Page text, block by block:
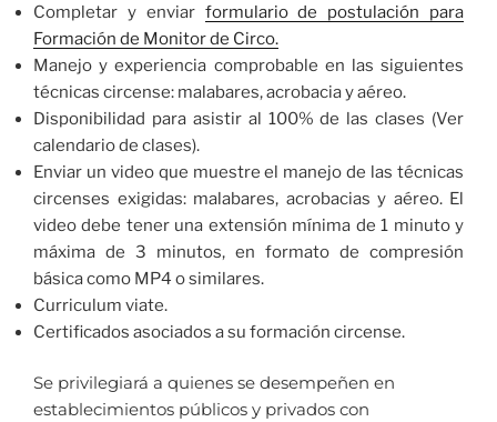
Completar y enviar formulario de postulación para
Formación de Monitor de Circo.
Manejo y experiencia comprobable en las siguientes
técnicas circense: malabares, acrobacia y aéreo.
Disponibilidad para asistir al 100% de las clases (Ver
calendario de clases).
Enviar un video que muestre el manejo de las técnicas
circenses exigidas: malabares, acrobacias y aéreo. El
video debe tener una extensión mínima de 1 minuto y
máxima de 3 minutos, en formato de compresión
básica como MP4 o similares.
Curriculum viate.
Certificados asociados a su formación circense.
Se privilegiará a quienes se desempeñen en
establecimientos públicos y privados con